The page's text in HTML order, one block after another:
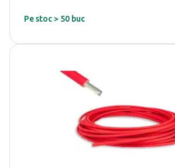
Pe stoc > 50 buc